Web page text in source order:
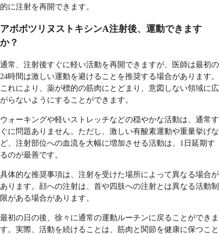
的に注射を再開できます。
アボボツリヌストキシンA注射後、運動できます
か？
通常、注射後すぐに軽い活動を再開できますが、医師は最初の
24時間は激しい運動を避けることを推奨する場合があります。
これにより、薬が標的の筋肉にとどまり、意図しない領域に広
がらないようにすることができます。
ウォーキングや軽いストレッチなどの穏やかな活動は、通常す
ぐに問題ありません。ただし、激しい有酸素運動や重量挙げな
ど、注射部位への血流を大幅に増加させる活動は、1日延期す
るのが最善です。
具体的な推奨事項は、注射を受けた場所によって異なる場合が
あります。顔への注射は、首や四肢への注射とは異なる活動制
限がある場合があります。
最初の日の後、徐々に通常の運動ルーチンに戻ることができま
す。実際、活動を続けることは、筋肉と関節を健康に保つこと